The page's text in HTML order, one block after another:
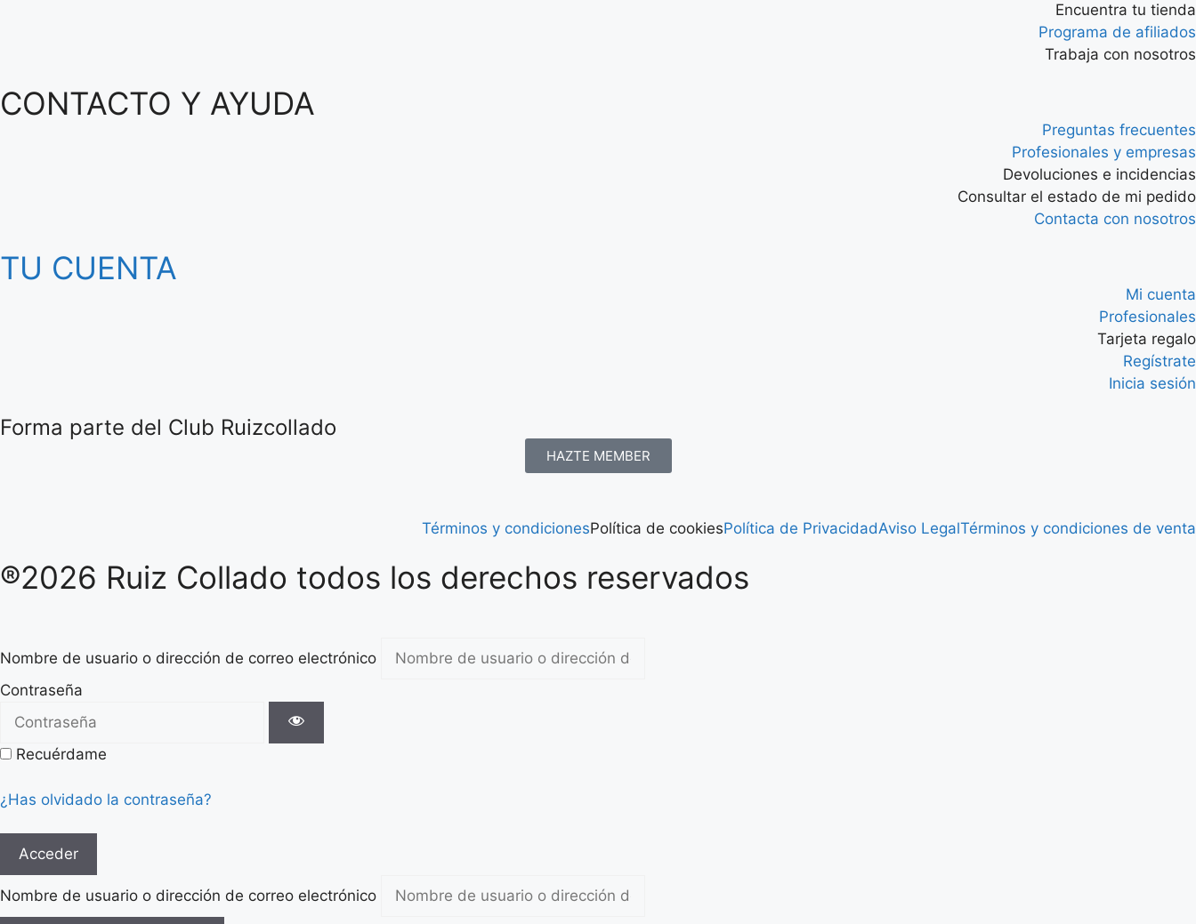
Encuentra tu tienda
Programa de afiliados
Trabaja con nosotros
CONTACTO Y AYUDA
Preguntas frecuentes
Profesionales y empresas
Devoluciones e incidencias
Consultar el estado de mi pedido
Contacta con nosotros
TU CUENTA
Mi cuenta
Profesionales
Tarjeta regalo
Regístrate
Inicia sesión
Forma parte del Club Ruizcollado
HAZTE MEMBER
Términos y condicionesPolítica de cookiesPolítica de PrivacidadAviso LegalTérminos y condiciones de venta
®2026 Ruiz Collado todos los derechos reservados
Nombre de usuario o dirección de correo electrónico
Contraseña
Recuérdame
¿Has olvidado la contraseña?
Acceder
Nombre de usuario o dirección de correo electrónico